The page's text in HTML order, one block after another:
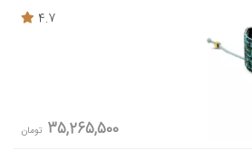
4.7
35,265,500 تومان